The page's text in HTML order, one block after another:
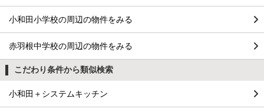
小和田小学校の周辺の物件をみる
赤羽根中学校の周辺の物件をみる
こだわり条件から類似検索
小和田＋システムキッチン